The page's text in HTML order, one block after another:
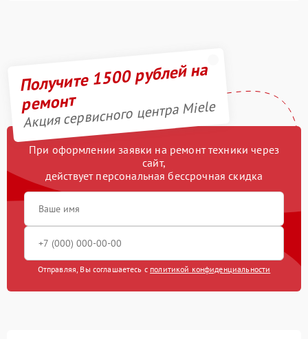
Получите 1500 рублей на
ремонт
Акция сервисного центра Miele
При оформлении заявки на ремонт техники через
сайт,
действует персональная бессрочная скидка
Отправляя, Вы соглашаетесь с политикой конфиденциальности